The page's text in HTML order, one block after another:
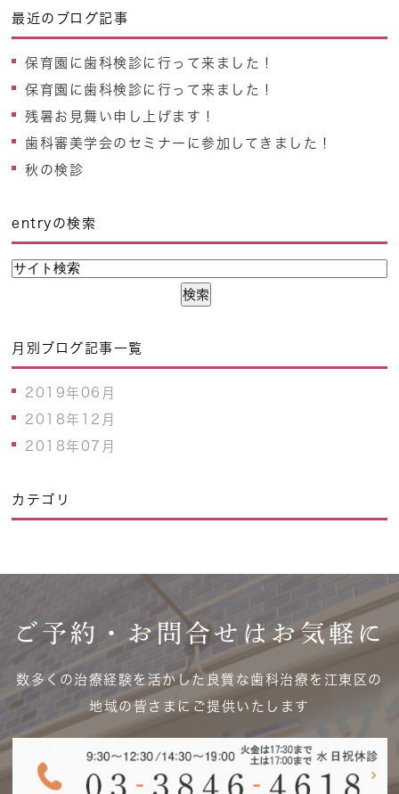
最近のブログ記事
保育園に歯科検診に行って来ました！
保育園に歯科検診に行って来ました！
残暑お見舞い申し上げます！
歯科審美学会のセミナーに参加してきました！
秋の検診
entryの検索
月別ブログ記事一覧
2019年06月
2018年12月
2018年07月
カテゴリ
ご予約・お問合せはお気軽に
数多くの治療経験を活かした良質な歯科治療を江東区の
地域の皆さまにご提供いたします